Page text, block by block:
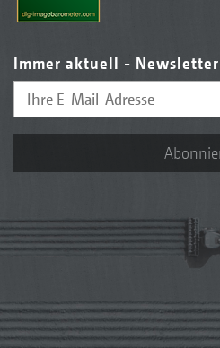
Immer aktuell - Newsletter